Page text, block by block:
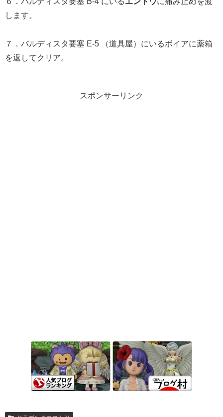
します。
７．バルディスタ要塞 E-5 （道具屋）にいるボイアに薬箱
を返してクリア。
スポンサーリンク